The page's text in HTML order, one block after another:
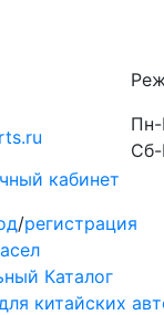
Пн-
кабинет
/регистрация
Каталог
китайских